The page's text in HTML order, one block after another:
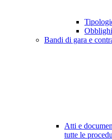
Bandi di gara e
Atti e
tutte le